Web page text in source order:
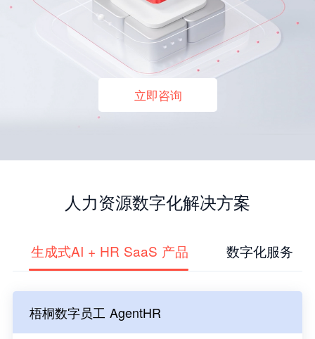
立即咨询
人力资源数字化解决方案
生成式AI + HR SaaS 产品 数字化服务
梧桐数字员工 AgentHR